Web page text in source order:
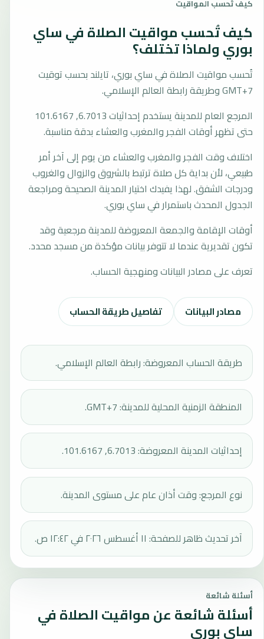
كيف تُحسب المواقيت
كيف تُحسب مواقيت الصلاة في ساي
بوري ولماذا تختلف؟
تُحسب مواقيت الصلاة في ساي بوري، تايلند بحسب توقيت
GMT+7 وطريقة رابطة العالم الإسلامي.
المرجع العام للمدينة يستخدم إحداثيات 6.7013, 101.6167
حتى تظهر أوقات الفجر والمغرب والعشاء بدقة مناسبة.
اختلاف وقت الفجر والمغرب والعشاء من يوم إلى آخر أمر
طبيعي، لأن بداية كل صلاة ترتبط بالشروق والزوال والغروب
ودرجات الشفق. لهذا يفيدك اختيار المدينة الصحيحة ومراجعة
الجدول المحدث باستمرار في ساي بوري.
أوقات الإقامة والجمعة المعروضة للمدينة مرجعية وقد
تكون تقديرية عندما لا تتوفر بيانات مؤكدة من مسجد محدد.
تعرف على مصادر البيانات ومنهجية الحساب.
مصادر البيانات تفاصيل طريقة الحساب
طريقة الحساب المعروضة: رابطة العالم الإسلامي.
المنطقة الزمنية المحلية للمدينة: GMT+7.
إحداثيات المدينة المعروضة: 6.7013, 101.6167.
نوع المرجع: وقت أذان عام على مستوى المدينة.
آخر تحديث ظاهر للصفحة: ١١ أغسطس ٢٠٢٦ في ١٢:٤٢ ص.
أسئلة شائعة
أسئلة شائعة عن مواقيت الصلاة في
ساي بوري